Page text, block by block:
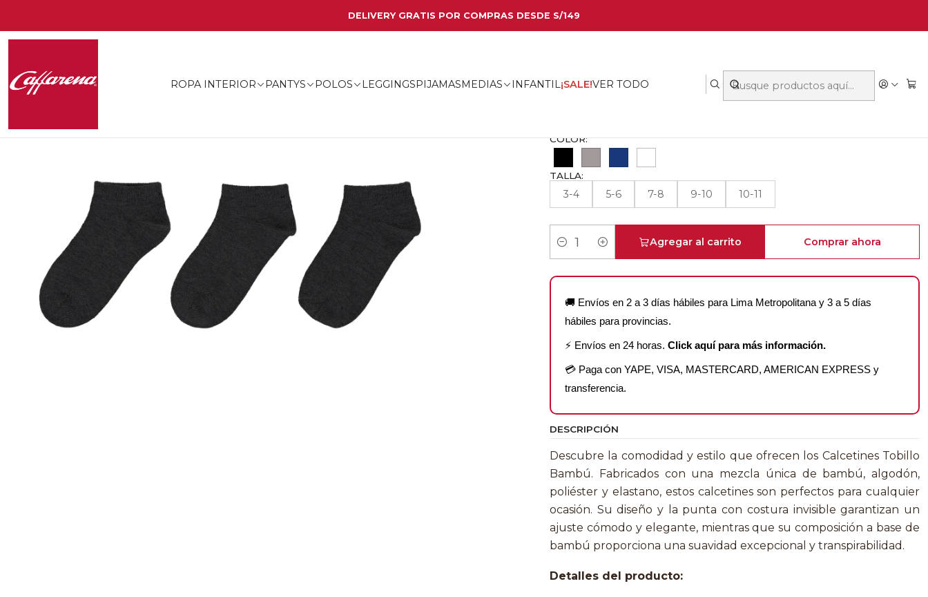
DELIVERY GRATIS POR COMPRAS DESDE S/149
ROPA INTERIOR PANTYS POLOS LEGGINGSPIJAMASMEDIAS INFANTIL¡SALE!VER TODO
CALCETIN TOBILLO BAMBÚ
✦CONOCE LA COLECCIÓN NIGHT OBSESSION
COLOR:
TALLA:
3-4 5-6 7-8 9-10 10-11
Cantidad
Agregar al carrito Comprar ahora
🚚 Envíos en 2 a 3 días hábiles para Lima Metropolitana y 3 a 5 días
hábiles para provincias.
⚡ Envíos en 24 horas. Click aquí para más información.
💳 Paga con YAPE, VISA, MASTERCARD, AMERICAN EXPRESS y
transferencia.
DESCRIPCIÓN
Descubre la comodidad y estilo que ofrecen los Calcetines Tobillo
Bambú. Fabricados con una mezcla única de bambú, algodón,
poliéster y elastano, estos calcetines son perfectos para cualquier
ocasión. Su diseño y la punta con costura invisible garantizan un
ajuste cómodo y elegante, mientras que su composición a base de
bambú proporciona una suavidad excepcional y transpirabilidad.
Detalles del producto: